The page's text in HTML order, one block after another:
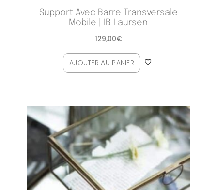
Support Avec Barre Transversale
Mobile | IB Laursen
129,00€
AJOUTER AU PANIER